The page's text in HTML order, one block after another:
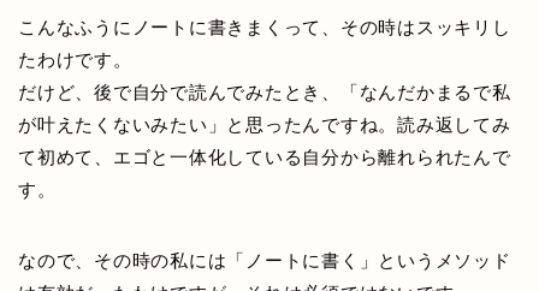
こんなふうにノートに書きまくって、その時はスッキリし
たわけです。
だけど、後で自分で読んでみたとき、「なんだかまるで私
が叶えたくないみたい」と思ったんですね。読み返してみ
て初めて、エゴと一体化している自分から離れられたんで
す。
なので、その時の私には「ノートに書く」というメソッド